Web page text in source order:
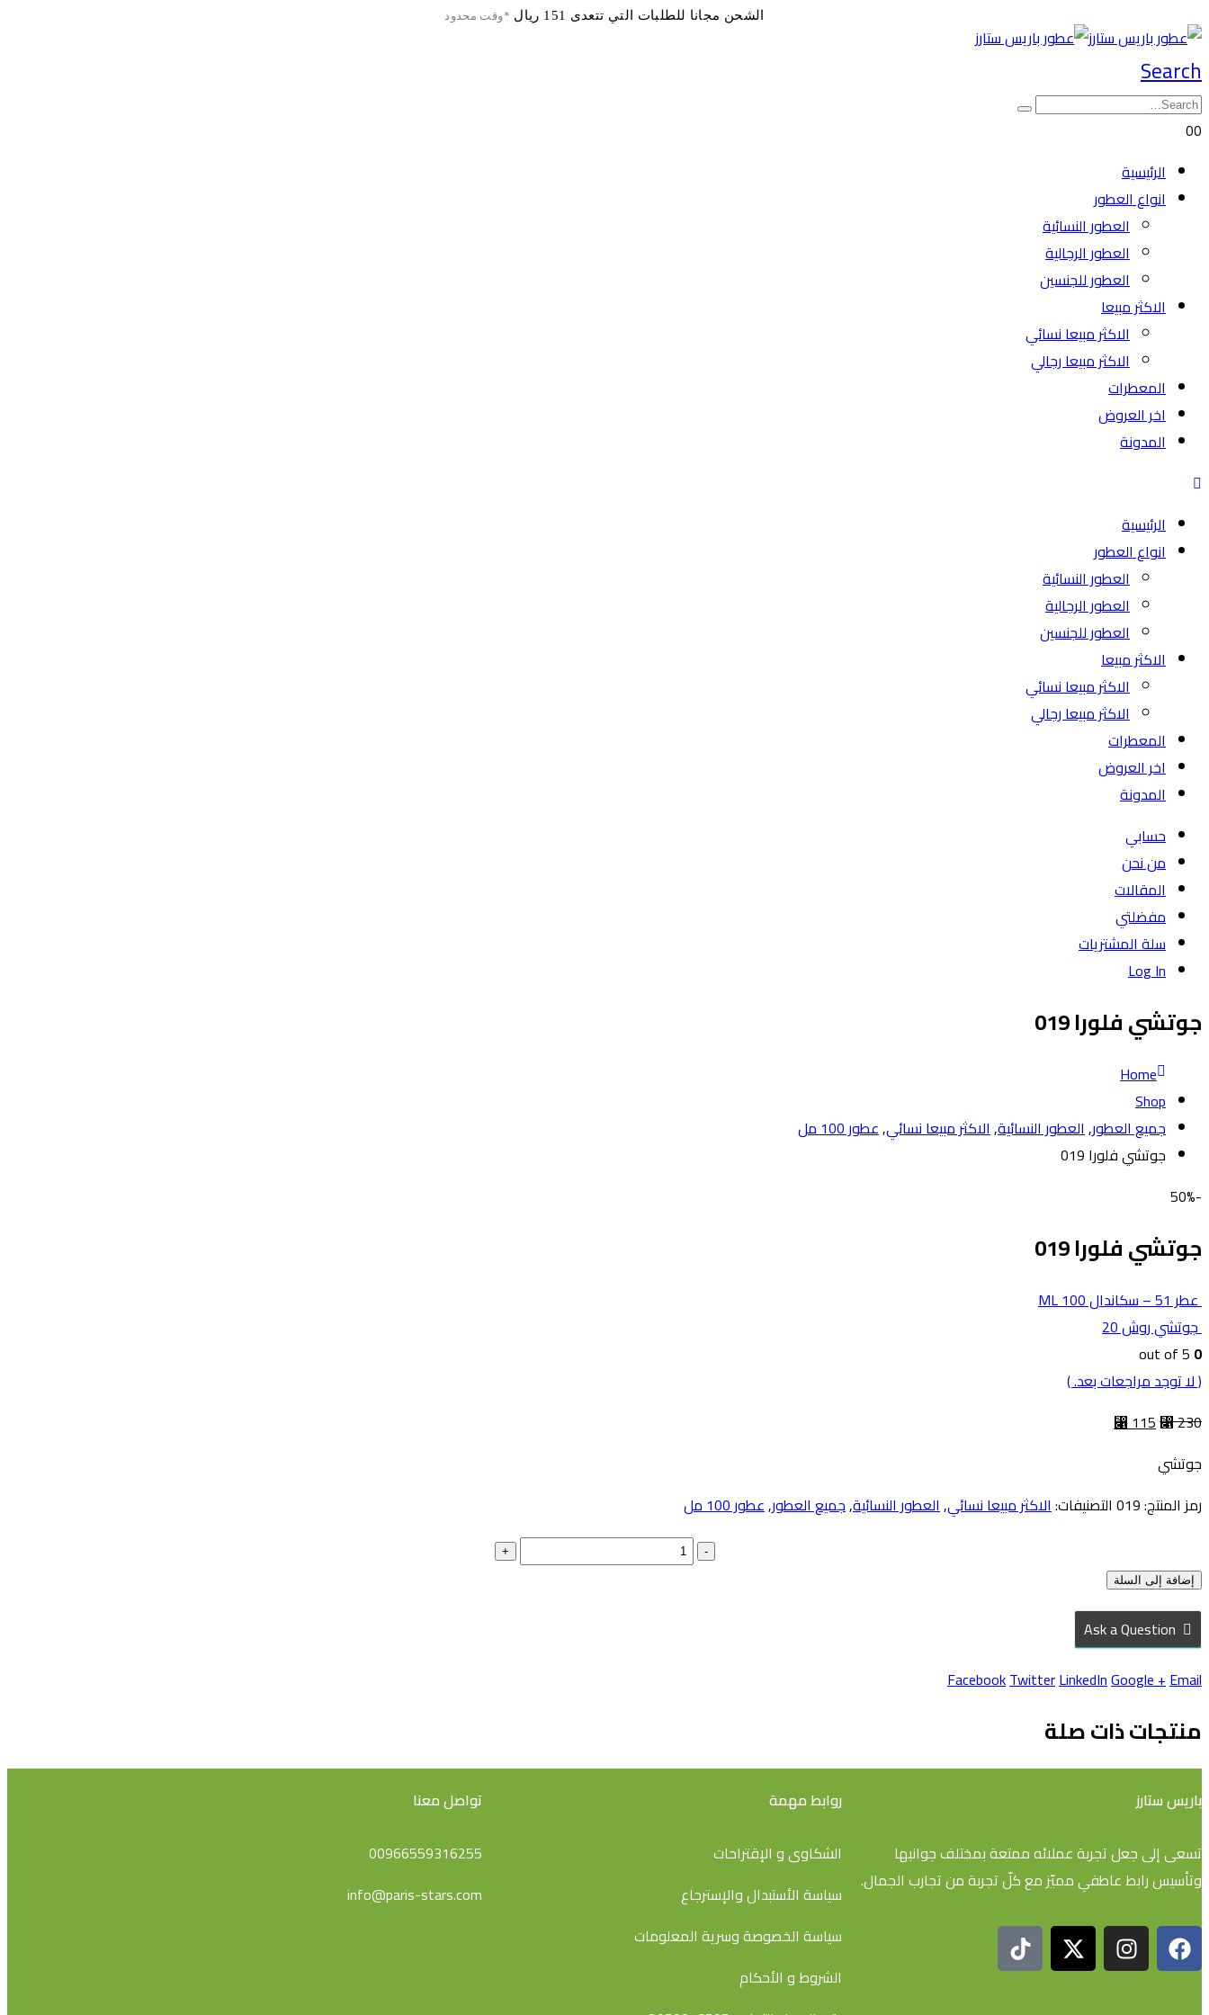
الشحن مجانا للطلبات التي تتعدى 151 ريال *وقت محدود
Search
00
الرئيسية
انواع العطور
العطور النسائية
العطور الرجالية
العطور للجنسين
الاكثر مبيعا
الاكثر مبيعا نسائي
الاكثر مبيعا رجالي
المعطرات
اخر العروض
المدونة
الرئيسية
انواع العطور
العطور النسائية
العطور الرجالية
العطور للجنسين
الاكثر مبيعا
الاكثر مبيعا نسائي
الاكثر مبيعا رجالي
المعطرات
اخر العروض
المدونة
حسابي
من نحن
المقالات
مفضلتي
سلة المشتريات
Log In
جوتشي فلورا 019
Home
Shop
جميع العطور,العطور النسائية,الاكثر مبيعا نسائي,عطور 100 مل
جوتشي فلورا 019
-50%
جوتشي فلورا 019
عطر 51 – سكاندال 100 ML
جوتشي روش 20
0
( لا توجد مراجعات بعد. )
⃁230
⃁115
جوتشي
رمز المنتج:019 التصنيفات:الاكثر مبيعا نسائي,العطور النسائية,جميع العطور,عطور 100 مل
-
+
إضافة إلى السلة
Ask a Question
FacebookTwitterLinkedInGoogle +Email
منتجات ذات صلة
باريس ستارز
تسعى إلى جعل تجربة عملائه ممتعة بمختلف جوانبها
وتأسيس رابط عاطفي مميّز مع كلّ تجربة من تجارب الجمال.
روابط مهمة
الشكاوى و اﻹقتراحات
سياسة الأستبدال والإسترجاع
سياسة الخصوصة وسرية المعلومات
الشروط و الأحكام
تواصل معنا
00966559316255
info@paris-stars.com